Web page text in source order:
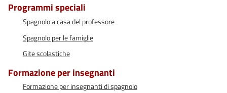
Programmi speciali
Spagnolo a casa del professore
Spagnolo per le famiglie
Gite scolastiche
Formazione per insegnanti
Formazione per insegnanti di spagnolo